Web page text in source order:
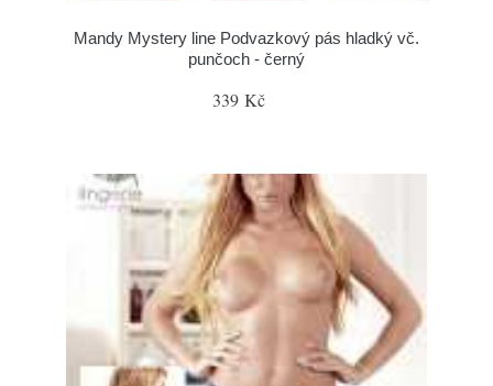
Mandy Mystery line Podvazkový pás hladký vč.
punčoch - černý
339 Kč